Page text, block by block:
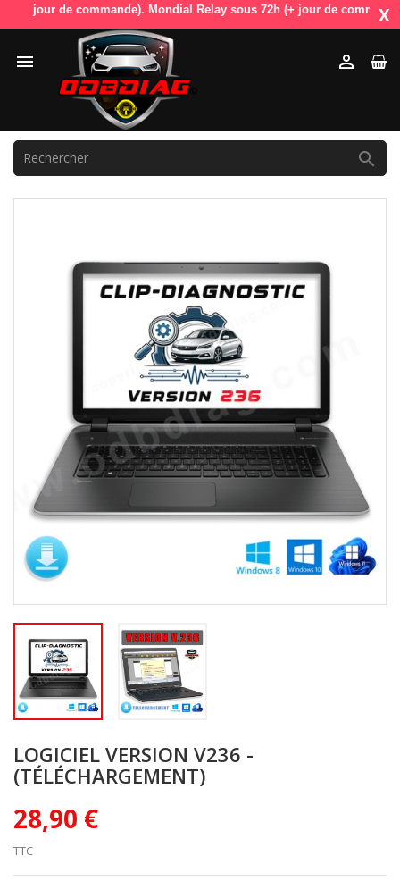
de commande). Mondial Relay sous 72h (+ jour de commande).X
 

LOGICIEL VERSION V236 -
(TÉLÉCHARGEMENT)
28,90 €
TTC